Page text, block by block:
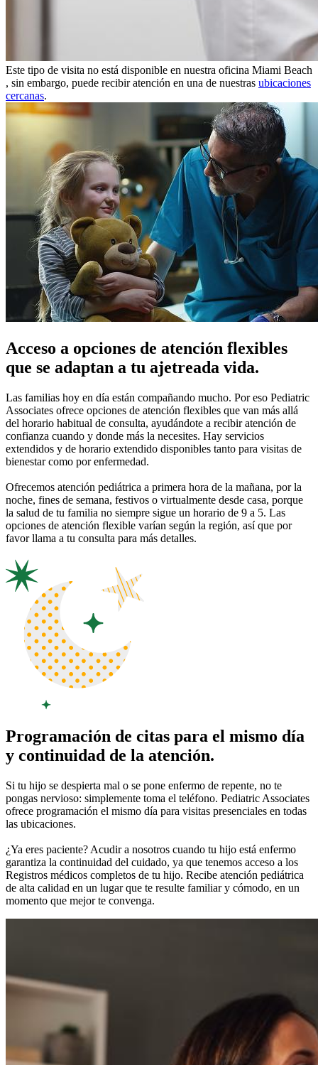
Este tipo de visita no está disponible en nuestra oficina Miami Beach
, sin embargo, puede recibir atención en una de nuestras ubicaciones
cercanas.
Acceso a opciones de atención flexibles
que se adaptan a tu ajetreada vida.
Las familias hoy en día están compañando mucho. Por eso Pediatric
Associates ofrece opciones de atención flexibles que van más allá
del horario habitual de consulta, ayudándote a recibir atención de
confianza cuando y donde más la necesites. Hay servicios
extendidos y de horario extendido disponibles tanto para visitas de
bienestar como por enfermedad.
Ofrecemos atención pediátrica a primera hora de la mañana, por la
noche, fines de semana, festivos o virtualmente desde casa, porque
la salud de tu familia no siempre sigue un horario de 9 a 5. Las
opciones de atención flexible varían según la región, así que por
favor llama a tu consulta para más detalles.
Programación de citas para el mismo día
y continuidad de la atención.
Si tu hijo se despierta mal o se pone enfermo de repente, no te
pongas nervioso: simplemente toma el teléfono. Pediatric Associates
ofrece programación el mismo día para visitas presenciales en todas
las ubicaciones.
¿Ya eres paciente? Acudir a nosotros cuando tu hijo está enfermo
garantiza la continuidad del cuidado, ya que tenemos acceso a los
Registros médicos completos de tu hijo. Recibe atención pediátrica
de alta calidad en un lugar que te resulte familiar y cómodo, en un
momento que mejor te convenga.